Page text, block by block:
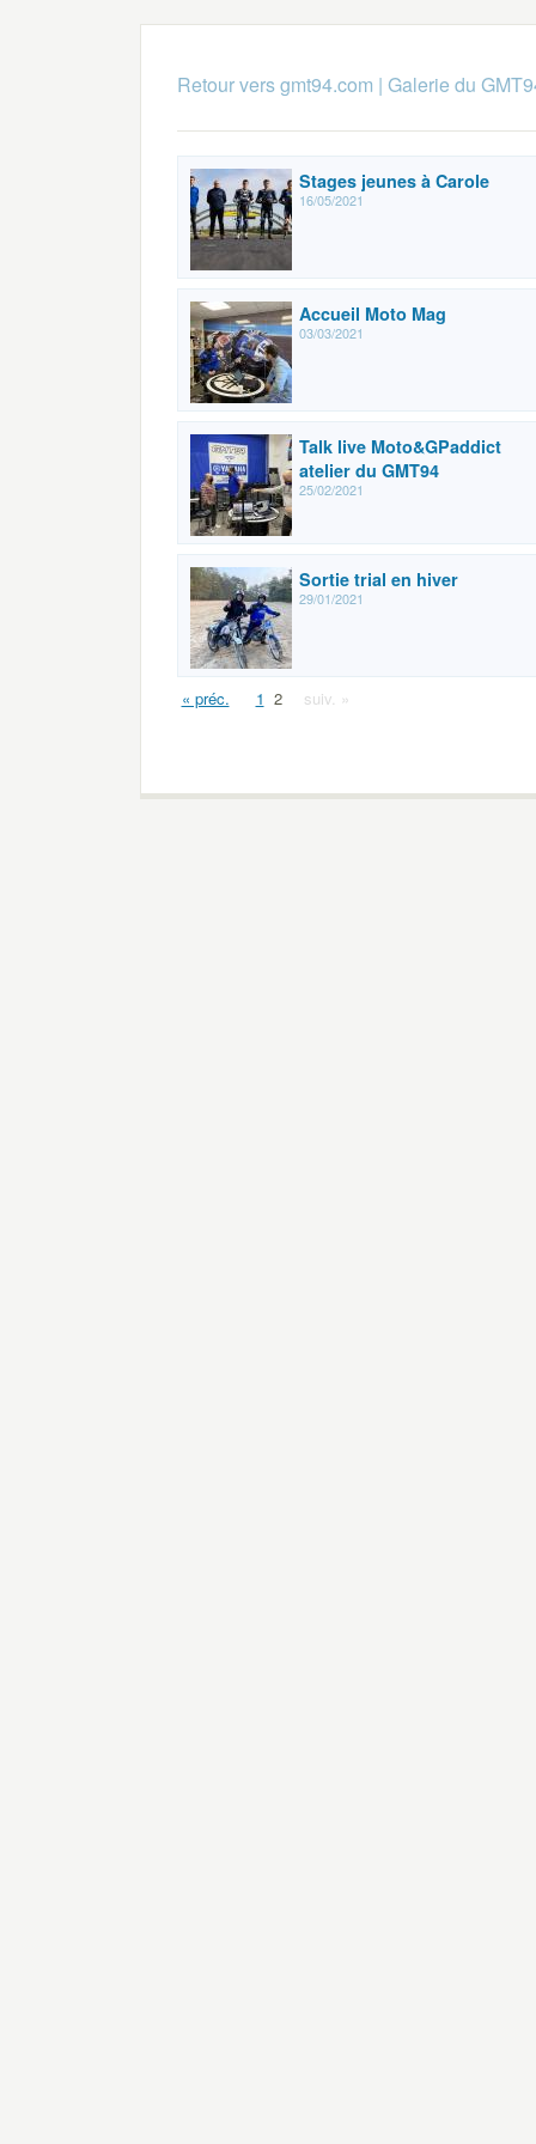
Retour vers gmt94.com | Galerie du
Stages jeunes à Carole
16/05/2021
Accueil Moto Mag
03/03/2021
Talk live Moto&GPaddict
atelier du GMT94
25/02/2021
Sortie trial en hiver
29/01/2021
« préc. 1 2 suiv. »